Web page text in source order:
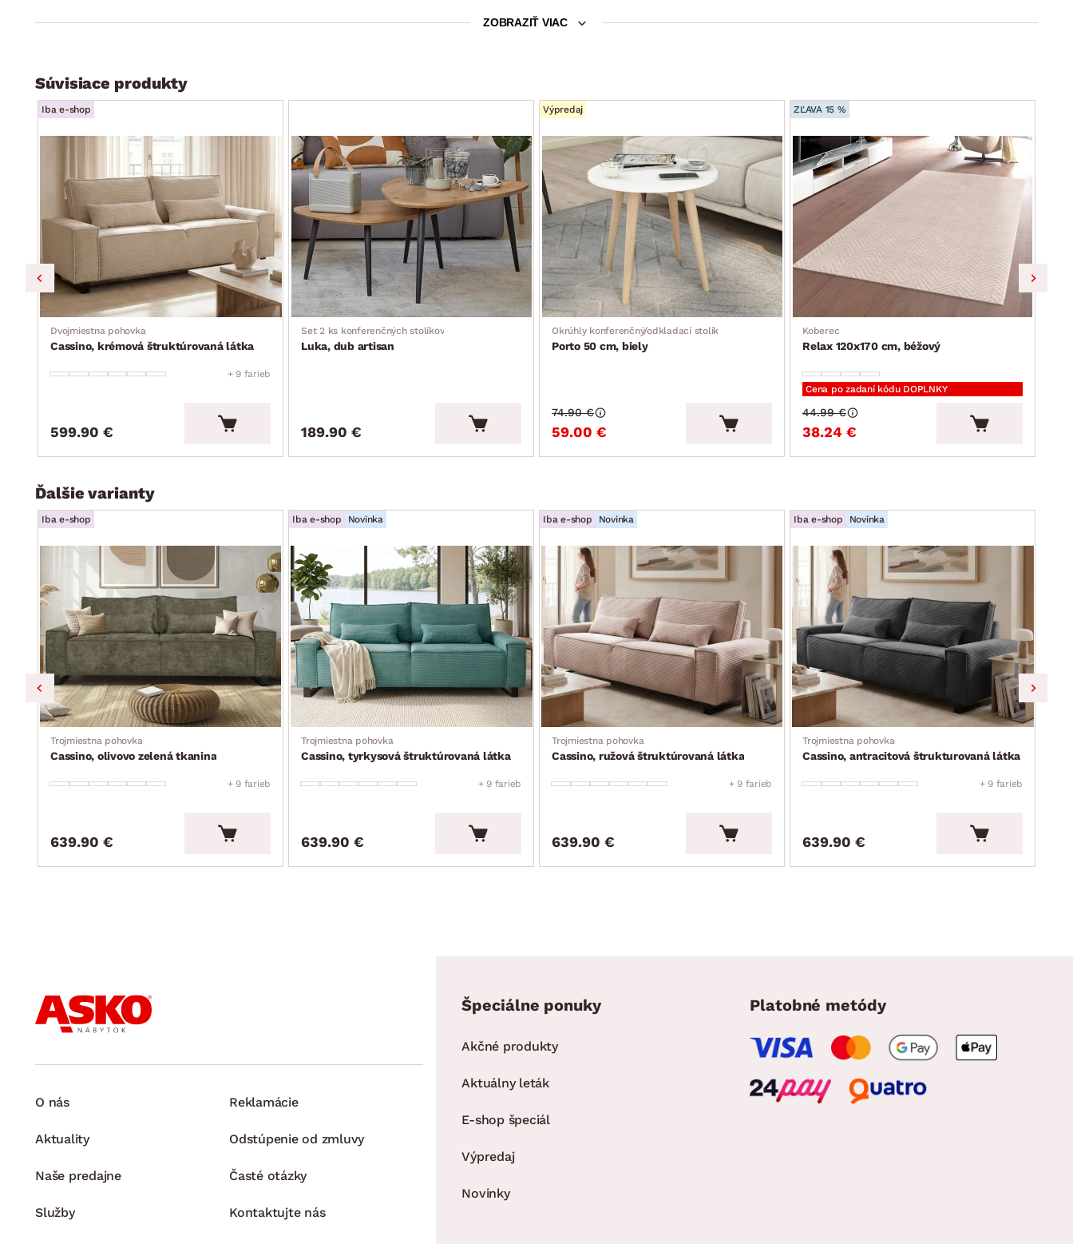
hĺbka sedu s vankúšmi: 57 cm/bez vankúšov: 71 cm
šírka sedadla: cca 175 cm
celková výška bez vankúšov: 71 cm/s vankúšmi: cca 85 cm
nohy: kov, čierny lak, profil U (89×6 cm), výška 10 cm (ľahká údržba podlahy, možnosť využitia robotického vysávača)
funkcia rozkladu: nie
úložný priestor: nie
moderný štýl
bez malých dekoračných vankúšikov
dodávané v čiastočnom demonte
ZOBRAZIŤ VIAC
Súvisiace produkty
Iba e-shop
Dvojmiestna pohovka
Cassino, krémová štruktúrovaná látka
+ 9 farieb
599.90 €
Set 2 ks konferenčných stolíkov
Luka, dub artisan
189.90 €
Výpredaj
Okrúhly konferenčný/odkladací stolík
Porto 50 cm, biely
59.00 €
74.90 €
ZĽAVA 15 %
Koberec
Relax 120x170 cm, béžový
Cena po zadaní kódu DOPLNKY
38.24 €
44.99 €
Ďalšie varianty
Iba e-shop
Trojmiestna pohovka
Cassino, olivovo zelená tkanina
+ 9 farieb
639.90 €
Iba e-shop Novinka
Trojmiestna pohovka
Cassino, tyrkysová štruktúrovaná látka
+ 9 farieb
639.90 €
Iba e-shop Novinka
Trojmiestna pohovka
Cassino, ružová štruktúrovaná látka
+ 9 farieb
639.90 €
Iba e-shop Novinka
Trojmiestna pohovka
Cassino, antracitová štrukturovaná látka
+ 9 farieb
639.90 €
O nás
Aktuality
Naše predajne
Služby
Reklamácie
Odstúpenie od zmluvy
Časté otázky
Kontaktujte nás
Špeciálne ponuky
Akčné produkty
Aktuálny leták
E-shop špeciál
Výpredaj
Novinky
Platobné metódy